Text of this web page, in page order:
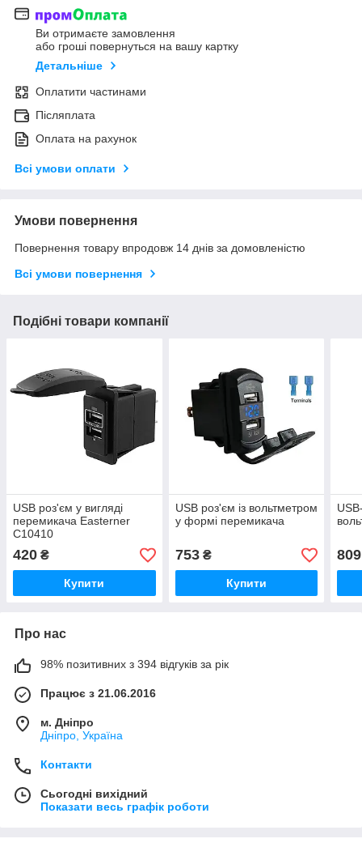
Ви отримаєте замовлення
або гроші повернуться на вашу картку
Детальніше
Оплатити частинами
Післяплата
Оплата на рахунок
Всі умови оплати
Умови повернення
Повернення товару впродовж 14 днів за домовленістю
Всі умови повернення
Подібні товари компанії
USB роз'єм у вигляді
перемикача Easterner
C10410
420 ₴
Купити
USB роз'єм із вольтметром
у формі перемикача
753₴
Купити
809
Про нас
98% позитивних з 394 відгуків за рік
Працює з 21.06.2016
м. Дніпро
Дніпро, Україна
Контакти
Сьогодні вихідний
Показати весь графік роботи